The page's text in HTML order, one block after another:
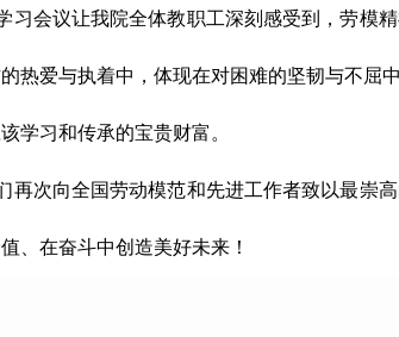
习会议让我院全体教职工深刻感受到，劳模
热爱与执着中，体现在对困难的坚韧与不屈
学习和传承的宝贵财富。
再次向全国劳动模范和先进工作者致以最崇
、在奋斗中创造美好未来！